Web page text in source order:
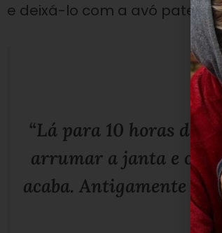
e deixá-lo com a avó
“Lá para 10 horas da
arrumar a janta e o
acaba. Antigamente eu